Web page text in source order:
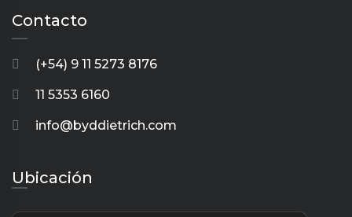
Contacto
(+54) 9 11 5273 8176
11 5353 6160
info@byddietrich.com
Ubicación